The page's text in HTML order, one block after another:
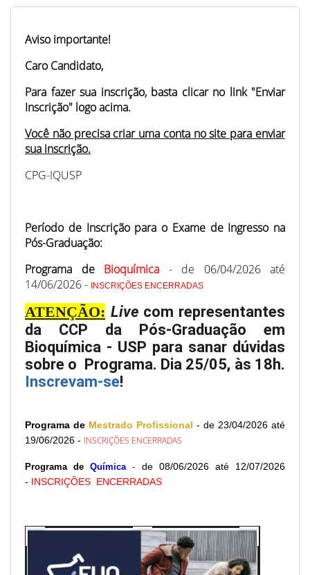
Aviso importante!
Caro Candidato,
Para fazer sua inscrição, basta clicar no link "Enviar
Inscrição" logo acima.
Você não precisa criar uma conta no site para enviar
sua inscrição.
CPG-IQUSP
Período de Inscrição para o Exame de Ingresso na
Pós-Graduação:
Programa de
Bioquímica - de 06/04/2026 até
14/06/2026 - INSCRIÇÕES ENCERRADAS
ATENÇÃO: Live com representantes
da CCP da Pós-Graduação em
Bioquímica - USP para sanar dúvidas
sobre o Programa. Dia 25/05, às 18h.
Inscrevam-se!
Programa de Mestrado Profissional - de 23/04/2026 até
19/06/2026 - INSCRIÇÕES ENCERRADAS
Programa deQuímica - de 08/06/2026 até 12/07/2026
- INSCRIÇÕES ENCERRADAS